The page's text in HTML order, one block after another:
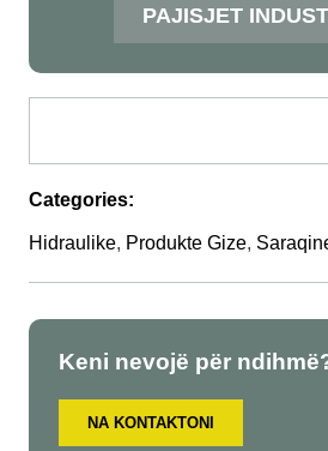
PAJISJET
Categories:
Hidraulike, Produkte Gize,
Keni nevojë për
NA KONTAKTONI